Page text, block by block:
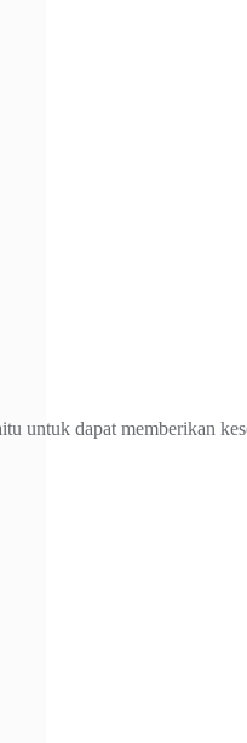
dapat